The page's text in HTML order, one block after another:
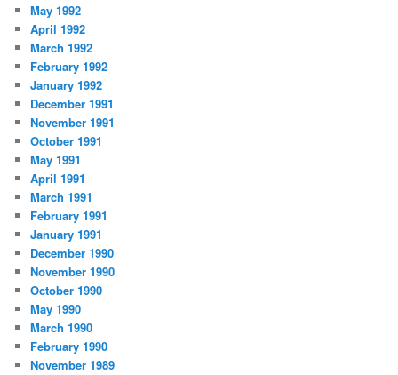
May 1992
April 1992
March 1992
February 1992
January 1992
December 1991
November 1991
October 1991
May 1991
April 1991
March 1991
February 1991
January 1991
December 1990
November 1990
October 1990
May 1990
March 1990
February 1990
November 1989